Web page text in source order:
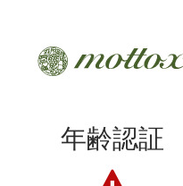
獲得点
誌評価歴
「生産者」が同じ商
フラン
年齢認証